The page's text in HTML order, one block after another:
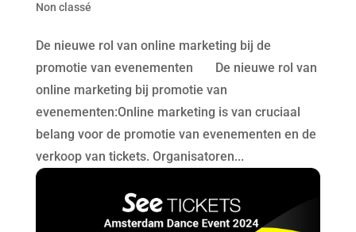
Non classé
De nieuwe rol van online marketing bij de
promotie van evenementen De nieuwe rol van
online marketing bij promotie van
evenementen:Online marketing is van cruciaal
belang voor de promotie van evenementen en de
verkoop van tickets. Organisatoren...